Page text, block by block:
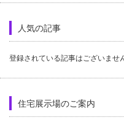
人気の記事
登録されている記事はございませ
住宅展示場のご案内